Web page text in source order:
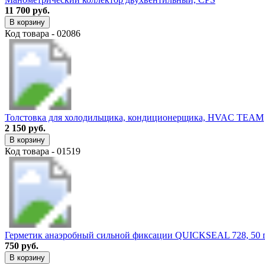
11 700 руб.
В корзину
Код товара - 02086
Толстовка для холодильщика, кондиционерщика, HVAC TEAM
2 150 руб.
В корзину
Код товара - 01519
Герметик анаэробный сильной фиксации QUICKSEAL 728, 50
750 руб.
В корзину